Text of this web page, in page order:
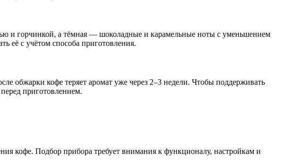
и горчинкой, а тёмная — шоколадные и карамельные ноты с уменьшением
её с учётом способа приготовления.
обжарки кофе теряет аромат уже через 2–3 недели. Чтобы поддерживать
приготовлением.
кофе. Подбор прибора требует внимания к функционалу, настройкам и